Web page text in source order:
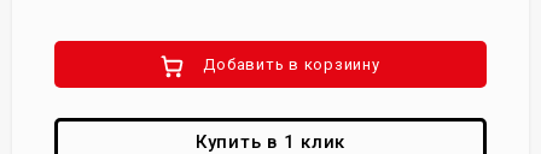
Добавить в корзиину
Купить в 1 клик